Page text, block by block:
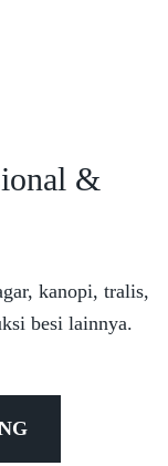
&
kanopi, tralis,
besi lainnya.